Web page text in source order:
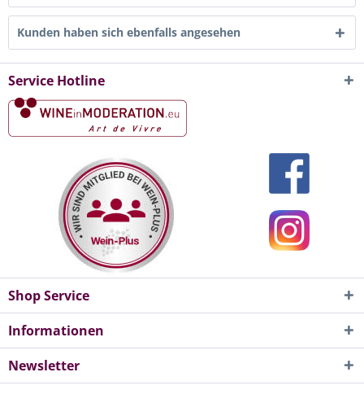
Kunden haben sich ebenfalls angesehen
Service Hotline
Shop Service
Informationen
Newsletter